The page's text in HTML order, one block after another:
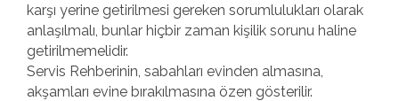
karşı yerine getirilmesi gereken sorumlulukları olarak
anlaşılmalı, bunlar hiçbir zaman kişilik sorunu haline
getirilmemelidir.
Servis Rehberinin, sabahları evinden almasına,
akşamları evine bırakılmasına özen gösterilir.